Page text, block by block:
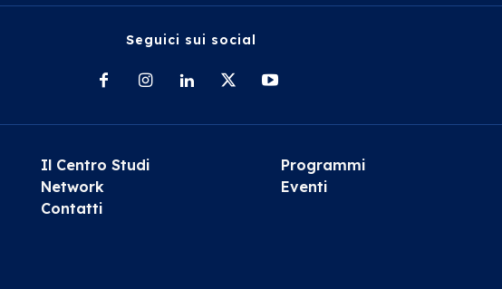
Seguici sui social
Il Centro Studi
Network
Contatti
Programmi
Eventi